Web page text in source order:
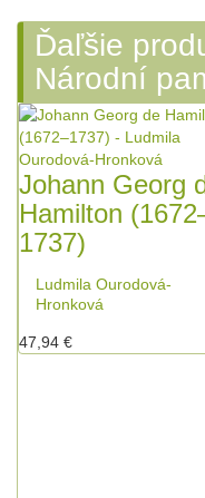
Ďaľšie
Národní
Johann Georg
Hamilton
1737)
Ludmila Ourodová-
Hronková
47,94 €